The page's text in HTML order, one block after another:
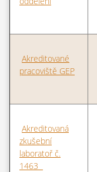
Akreditované
pracoviště GEP
Akreditovaná
zkušební
laboratoř č.
1463